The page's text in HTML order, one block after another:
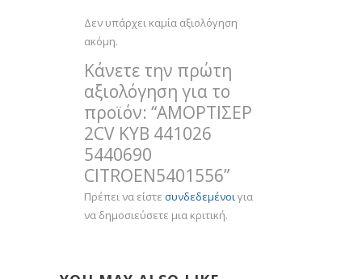
Δεν υπάρχει καμία αξιολόγηση
ακόμη.
Κάνετε την πρώτη
αξιολόγηση για το
προϊόν: “AMOΡΤΙΣΕΡ
2CV KYB 441026
5440690
CITROEN5401556”
Πρέπει να είστε συνδεδεμένοιγια
να δημοσιεύσετε μια κριτική.